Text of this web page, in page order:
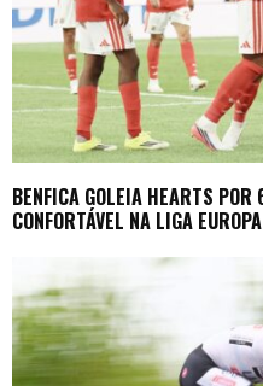
BENFICA GOLEIA HEARTS POR
CONFORTÁVEL NA LIGA EUROPA